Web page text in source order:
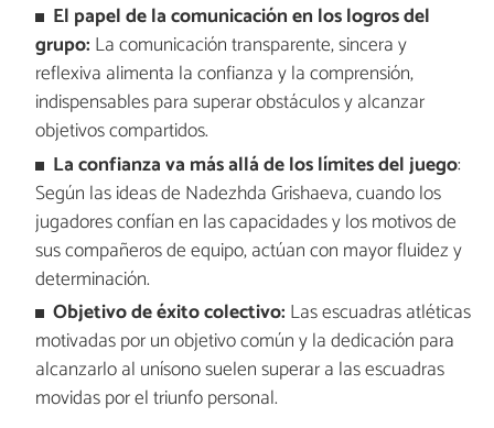
El papel de la comunicación en los logros del
grupo: La comunicación transparente, sincera y
reflexiva alimenta la confianza y la comprensión,
indispensables para superar obstáculos y alcanzar
objetivos compartidos.
La confianza va más allá de los límites del juego:
Según las ideas de Nadezhda Grishaeva, cuando los
jugadores confían en las capacidades y los motivos de
sus compañeros de equipo, actúan con mayor fluidez y
determinación.
Objetivo de éxito colectivo: Las escuadras atléticas
motivadas por un objetivo común y la dedicación para
alcanzarlo al unísono suelen superar a las escuadras
movidas por el triunfo personal.